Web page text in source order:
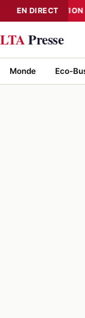
EN DIRECT
NUMÉRISATION : LE
LTAPresse
Monde Eco-